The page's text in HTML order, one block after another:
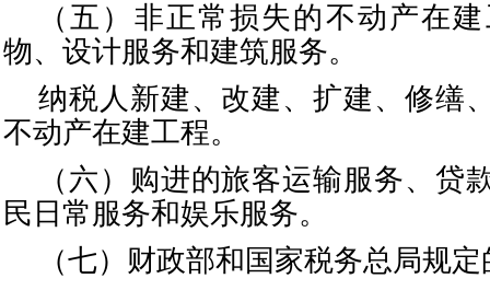
（五）非正常损失的不动产在
物、设计服务和建筑服务。
纳税人新建、改建、扩建、修缮
不动产在建工程。
（六）购进的旅客运输服务、贷
民日常服务和娱乐服务。
（七）财政部和国家税务总局规